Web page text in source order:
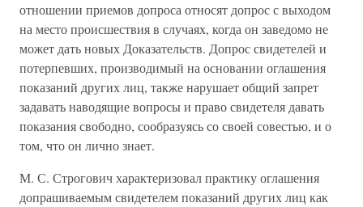
отношении приемов допроса относят допрос с выходом
на место происшествия в случаях, когда он заведомо не
может дать новых Доказательств. Допрос свидетелей и
потерпевших, производимый на основании оглашения
показаний других лиц, также нарушает общий запрет
задавать наводящие вопросы и право свидетеля давать
показания свободно, сообразуясь со своей совестью, и о
том, что он лично знает.
М. С. Строгович характеризовал практику оглашения
допрашиваемым свидетелем показаний других лиц как